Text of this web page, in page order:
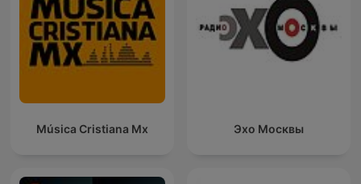
Música Cristiana Mx Эхо Москвы